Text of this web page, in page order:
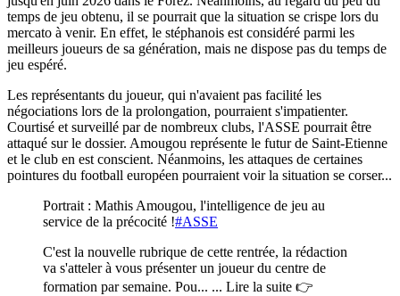
temps de jeu obtenu, il se pourrait que la situation se crispe lors du
mercato à venir. En effet, le stéphanois est considéré parmi les
meilleurs joueurs de sa génération, mais ne dispose pas du temps de
jeu espéré.
Les représentants du joueur, qui n'avaient pas facilité les
négociations lors de la prolongation, pourraient s'impatienter.
Courtisé et surveillé par de nombreux clubs, l'ASSE pourrait être
attaqué sur le dossier. Amougou représente le futur de Saint-Etienne
et le club en est conscient. Néanmoins, les attaques de certaines
pointures du football européen pourraient voir la situation se corser...
Portrait : Mathis Amougou, l'intelligence de jeu au
service de la précocité !#ASSE
C'est la nouvelle rubrique de cette rentrée, la rédaction
va s'atteler à vous présenter un joueur du centre de
formation par semaine. Pou... ... Lire la suite 👉